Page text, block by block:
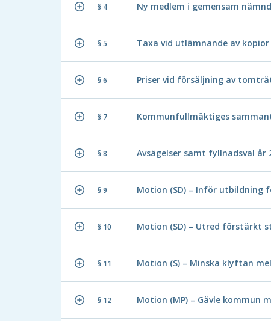
§ 4 Ny medlem i gemensam
§ 5 Taxa vid utlämnande av
§ 6 Priser vid försäljning av
§ 7 Kommunfullmäktiges
§ 8 Avsägelser samt fyllnadsval år
§ 9 Motion (SD) – Inför utbildning
§ 10 Motion (SD) – Utred förstärkt
§ 11 Motion (S) – Minska klyftan
§ 12 Motion (MP) – Gävle kommun